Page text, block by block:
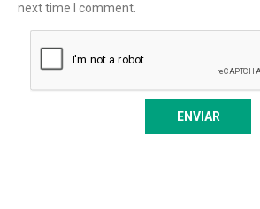
next time I comment.